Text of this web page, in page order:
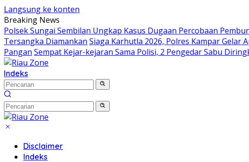
Langsung ke konten
Breaking News
Polsek Sungai Sembilan Ungkap Kasus Dugaan Percobaan
Tersangka Diamankan Siaga Karhutla 2026, Polres Kampar Gelar
Pangan Sempat Kejar-kejaran Sama Polisi, 2 Pengedar Sabu
Indeks
Disclaimer
Indeks